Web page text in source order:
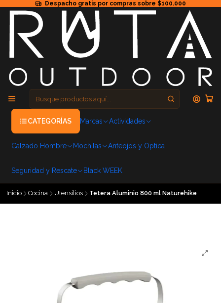
Despacho gratis por compras sobre $100.000
CATEGORÍAS Marcas Actividades
Calzado Hombre Mochilas Anteojos y Optica
Seguridad y Rescate Black WEEK
Inicio Cocina Utensilios Tetera Aluminio 800 ml Naturehike